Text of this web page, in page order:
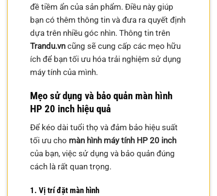
đề tiềm ẩn của sản phẩm. Điều này giúp
bạn có thêm thông tin và đưa ra quyết định
dựa trên nhiều góc nhìn. Thông tin trên
Trandu.vn cũng sẽ cung cấp các mẹo hữu
ích để bạn tối ưu hóa trải nghiệm sử dụng
máy tính của mình.
Mẹo sử dụng và bảo quản màn hình
HP 20 inch hiệu quả
Để kéo dài tuổi thọ và đảm bảo hiệu suất
tối ưu cho màn hình máy tính HP 20 inch
của bạn, việc sử dụng và bảo quản đúng
cách là rất quan trọng.
1. Vị trí đặt màn hình